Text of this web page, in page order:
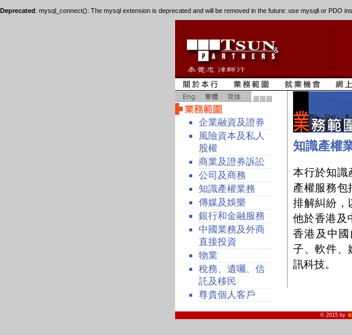
Deprecated: mysql_connect(): The mysql extension is deprecated and will be removed in the future: use mysqli or PDO
企業融資及證券
風險資本及私人
股權
商業及證券訴訟
公司及商務
知識產權業務
傳媒及娛樂
銀行和金融服務
中國業務及外商
直接投資
物業
稅務、遺囑、信
託及移民
尊貴個人客戶
知識產權
本行於知識
產權服務包
排解糾紛，
他於香港及
香港及中
子、軟件、
訊科技。
© 2015 by